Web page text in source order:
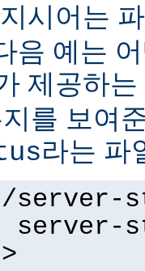
지시어는
음 예는
제공하
를 보여
라는 파
server-
server-